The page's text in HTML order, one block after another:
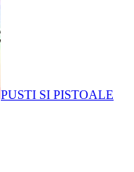
PUSTI SI PISTOALE